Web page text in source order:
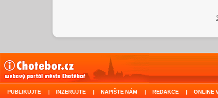
PUBLIKUJTE | INZERUJTE | NAPIŠTE NÁM | REDAKCE | ONLINE